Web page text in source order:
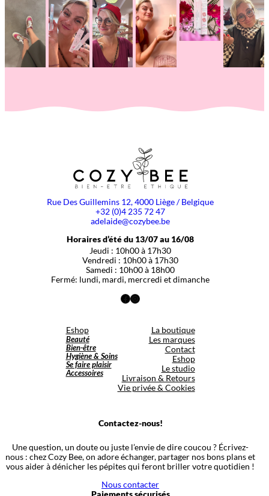
Rue Des Guillemins 12, 4000 Liège / Belgique
+32 (0)4 235 72 47
adelaide@cozybee.be
Horaires d’été du 13/07 au 16/08
Jeudi : 10h00 à 17h30
Vendredi : 10h00 à 17h30
Samedi : 10h00 à 18h00
Fermé: lundi, mardi, mercredi et dimanche
Facebook
Instagram
Eshop
Beauté
Bien-être
Hygiène & Soins
Se faire plaisir
Accessoires
La boutique
Les marques
Contact
Eshop
Le studio
Livraison & Retours
Vie privée & Cookies
Contactez-nous!
Une question, un doute ou juste l’envie de dire coucou ? Écrivez-
nous : chez Cozy Bee, on adore échanger, partager nos bons plans et
vous aider à dénicher les pépites qui feront briller votre quotidien !
Nous contacter
Paiements sécurisés